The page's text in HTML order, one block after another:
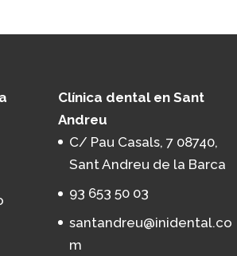
Clínica dental en Sant
Andreu
C/ Pau Casals, 7 08740,
Sant Andreu de la Barca
93 653 50 03
santandreu@inidental.co
m